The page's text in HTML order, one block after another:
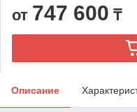
от 747 600 ₸
Описание